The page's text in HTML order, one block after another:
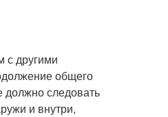
с другими
общего
должно следовать
и внутри,